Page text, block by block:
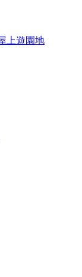
上遊園地